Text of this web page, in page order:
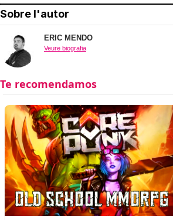
Sobre l'autor
ERIC MENDO
Veure biografia